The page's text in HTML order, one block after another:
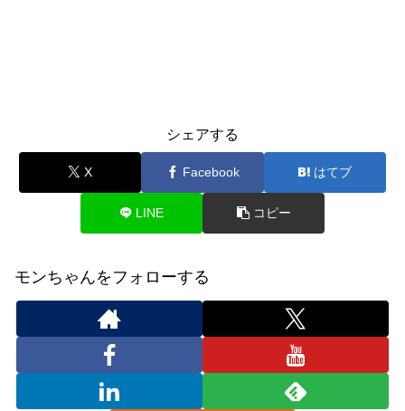
シェアする
X Facebook はてブ
LINE コピー
モンちゃんをフォローする